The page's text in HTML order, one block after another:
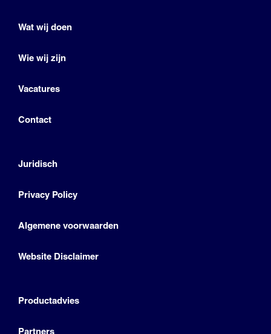
Wat wij doen
Wie wij zijn
Vacatures
Contact
Juridisch
Privacy Policy
Algemene voorwaarden
Website Disclaimer
Productadvies
Partners